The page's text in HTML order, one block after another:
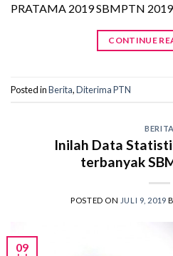
PRATAMA 2019 SBMPTN
CONTINUE
Posted inBerita,Diterima PTN
BERITA
Inilah Data
terbanyak
POSTED ON JULI 9, 2019
09